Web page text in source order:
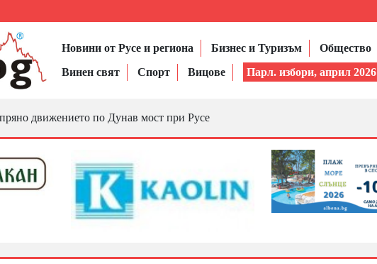
Новини от Русе и региона Бизнес и Туризъм Общество
Винен свят
Спорт Вицове Парл. избори, април 2026
движението по Дунав мост при Русе